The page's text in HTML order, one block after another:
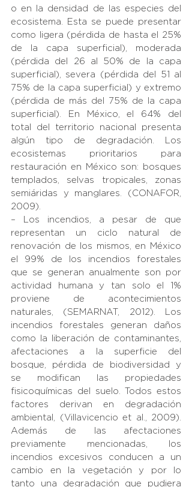
o en la densidad de las especies del
ecosistema. Esta se puede presentar
como ligera (pérdida de hasta el 25%
de la capa superficial), moderada
(pérdida del 26 al 50% de la capa
superficial), severa (pérdida del 51 al
75% de la capa superficial) y extremo
(pérdida de más del 75% de la capa
superficial). En México, el 64% del
total del territorio nacional presenta
algún tipo de degradación. Los
ecosistemas prioritarios para
restauración en México son: bosques
templados, selvas tropicales, zonas
semiáridas y manglares. (CONAFOR,
2009).
– Los incendios, a pesar de que
representan un ciclo natural de
renovación de los mismos, en México
el 99% de los incendios forestales
que se generan anualmente son por
actividad humana y tan solo el 1%
proviene de acontecimientos
naturales, (SEMARNAT, 2012). Los
incendios forestales generan daños
como la liberación de contaminantes,
afectaciones a la superficie del
bosque, pérdida de biodiversidad y
se modifican las propiedades
fisicoquímicas del suelo. Todos estos
factores derivan en degradación
ambiental, (Villavicencio et al., 2009).
Además de las afectaciones
previamente mencionadas, los
incendios excesivos conducen a un
cambio en la vegetación y por lo
tanto una degradación que pudiera